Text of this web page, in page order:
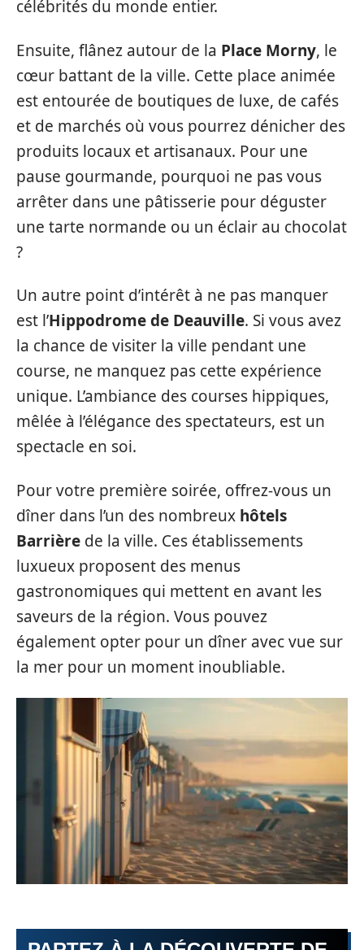
célébrités du monde entier.
Ensuite, flânez autour de la Place Morny, le
cœur battant de la ville. Cette place animée
est entourée de boutiques de luxe, de cafés
et de marchés où vous pourrez dénicher des
produits locaux et artisanaux. Pour une
pause gourmande, pourquoi ne pas vous
arrêter dans une pâtisserie pour déguster
une tarte normande ou un éclair au chocolat
?
Un autre point d’intérêt à ne pas manquer
est l’Hippodrome de Deauville. Si vous avez
la chance de visiter la ville pendant une
course, ne manquez pas cette expérience
unique. L’ambiance des courses hippiques,
mêlée à l’élégance des spectateurs, est un
spectacle en soi.
Pour votre première soirée, offrez-vous un
dîner dans l’un des nombreux hôtels
Barrière de la ville. Ces établissements
luxueux proposent des menus
gastronomiques qui mettent en avant les
saveurs de la région. Vous pouvez
également opter pour un dîner avec vue sur
la mer pour un moment inoubliable.